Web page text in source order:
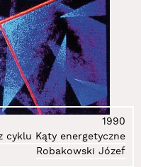
1990
cyklu Kąty energetyczne
Robakowski Józef